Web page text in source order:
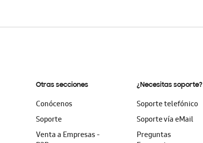
Otras secciones
Conócenos
Soporte
Venta a Empresas -
¿Necesitas soporte?
Soporte telefónico
Soporte vía eMail
Preguntas